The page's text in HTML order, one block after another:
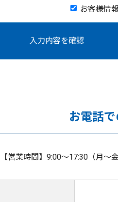
お客様情
入力内容を確認
お電話
【営業時間】9:00～17:30（月